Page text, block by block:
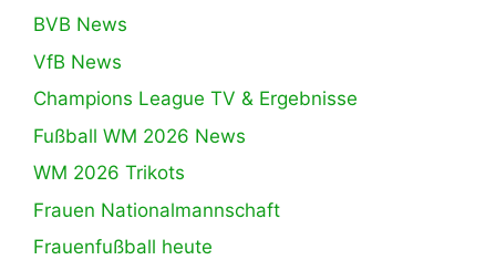
BVB News
VfB News
Champions League TV & Ergebnisse
Fußball WM 2026 News
WM 2026 Trikots
Frauen Nationalmannschaft
Frauenfußball heute